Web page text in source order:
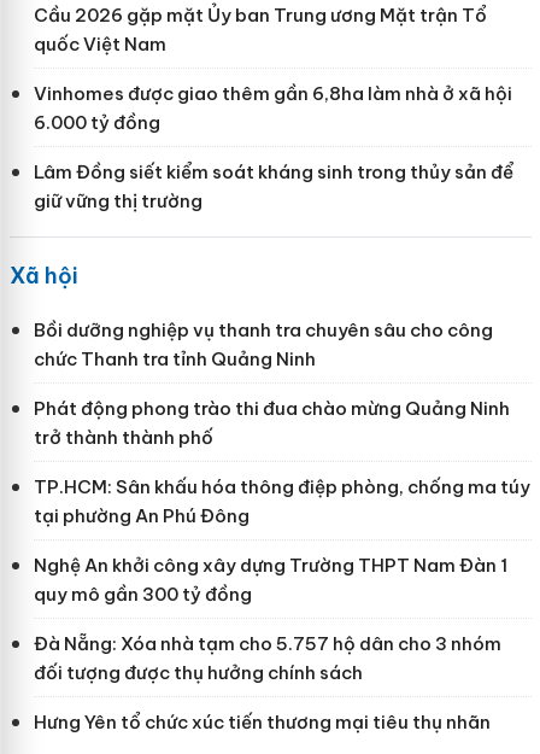
Cầu 2026 gặp mặt Ủy ban Trung ương Mặt trận Tổ
quốc Việt Nam
Vinhomes được giao thêm gần 6,8ha làm nhà ở xã hội
6.000 tỷ đồng
Lâm Đồng siết kiểm soát kháng sinh trong thủy sản để
giữ vững thị trường
Xã hội
Bồi dưỡng nghiệp vụ thanh tra chuyên sâu cho công
chức Thanh tra tỉnh Quảng Ninh
Phát động phong trào thi đua chào mừng Quảng Ninh
trở thành thành phố
TP.HCM: Sân khấu hóa thông điệp phòng, chống ma túy
tại phường An Phú Đông
Nghệ An khởi công xây dựng Trường THPT Nam Đàn 1
quy mô gần 300 tỷ đồng
Đà Nẵng: Xóa nhà tạm cho 5.757 hộ dân cho 3 nhóm
đối tượng được thụ hưởng chính sách
Hưng Yên tổ chức xúc tiến thương mại tiêu thụ nhãn